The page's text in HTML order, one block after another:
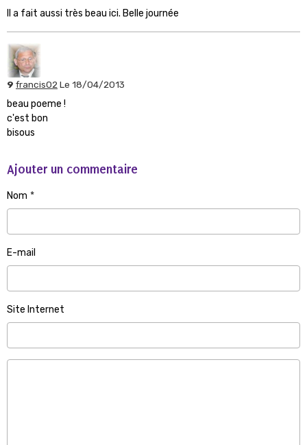
Il a fait aussi très beau ici. Belle journée
9 francis02 Le 18/04/2013
beau poeme !
c'est bon
bisous
Ajouter un commentaire
Nom
E-mail
Site Internet